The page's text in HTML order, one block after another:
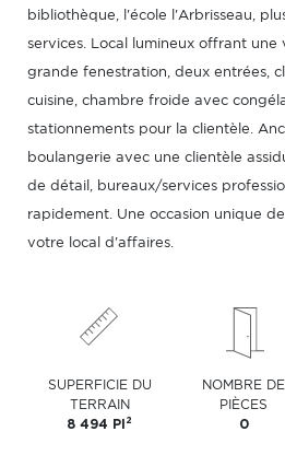
bibliothèque, l'école l'Arbrisseau,
services. Local lumineux offrant une
grande fenestration, deux entrées,
cuisine, chambre froide avec
stationnements pour la clientèle.
boulangerie avec une clientèle
de détail, bureaux/services
rapidement. Une occasion unique
votre local d'affaires.
SUPERFICIE DU
TERRAIN
8 494 PI 2
NOMBRE DE
PIÈCES
0